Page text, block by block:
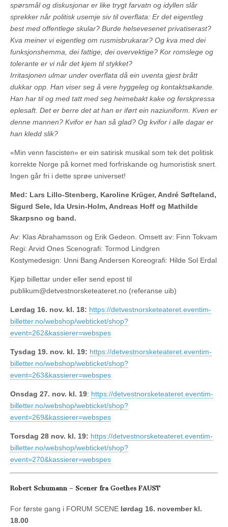
spørsmål og diskusjonar er like trygt farvatn og idyllen slår
sprekker når politisk usemje siv til overflata: Er det eigentleg
best med offentlege skular? Burde helsevesenet privatiserast?
Kva meiner vi eigentleg om rusmisbrukarar? Og kva med dei
funksjonshemma, dei fattige, dei overvektige? Kor romslege og
tolerante er vi når det kjem til stykket?
Irritasjonen ulmar under overflata då ein uventa gjest brått
dukkar opp. Han viser seg å vere hyggeleg og kontaktsøkande.
Han har til og med tatt med seg heimebakt kake og ferskpressa
eplesaft. Det er berre det at han er iført ein naziuniform. Kven er
denne mannen? Kvifor er han så glad? Og kvifor i alle dagar er
han kledd slik?
«Min venn fascisten» er ein satirisk musikal som tek det politisk
korrekte Norge på kornet med forfriskande og humoristisk snert.
Ingen går fri i dette sprøe universet!
Med: Lars Lillo-Stenberg, Karoline Krüger, André Søfteland,
Sigurd Sele, Ida Ursin-Holm, Andreas Hoff og Mathilde
Skarpsno og band.
Av: Klas Abrahamsson og Erik Gedeon. Omsett av: Finn Tokvam
Regi: Arvid Ones Scenografi: Tormod Lindgren
Kostymedesign: Unni Bang Andersen Koreografi: Hilde Sol Erdal
Kjøp billettar under eller send epost til
publikum@detvestnorsketeateret.no (referanse uib)
Lørdag 16. nov. kl. 18: https://detvestnorsketeateret.eventim-
billetter.no/webshop/webticket/shop?
event=262&kassierer=webspes
Tysdag 19. nov. kl. 19: https://detvestnorsketeateret.eventim-
billetter.no/webshop/webticket/shop?
event=263&kassierer=webspes
Onsdag 27. nov. kl. 19: https://detvestnorsketeateret.eventim-
billetter.no/webshop/webticket/shop?
event=269&kassierer=webspes
Torsdag 28 nov. kl. 19: https://detvestnorsketeateret.eventim-
billetter.no/webshop/webticket/shop?
event=270&kassierer=webspes
Robert Schumann – Scener fra Goethes FAUST
For første gang i FORUM SCENE lørdag 16. november kl.
18.00